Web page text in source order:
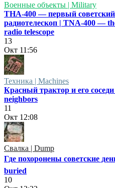
Военные объекты | Military
ТНА-400 — первый
радиотелескоп | TNA-400 —
radio telescope
13
Окт 11:56
Техника | Machines
Красный трактор и его
neighbors
11
Окт 12:08
Свалка | Dump
Где похоронены советские
buried
10